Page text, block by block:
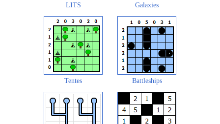
LITS Galaxies
Tentes Battleships